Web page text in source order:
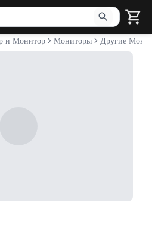
для поиска. Нажмите Enter
и Монитор Мониторы Другие